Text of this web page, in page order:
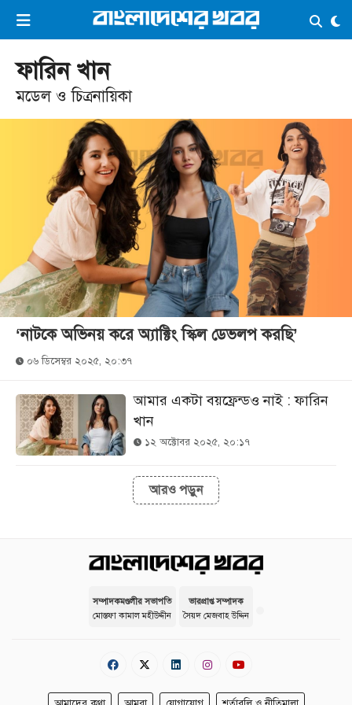
ভিডিও ই-পেপার লগইন ×
প্রচ্ছদ
সর্বশেষ
সব বিভাগ
আর্কাইভ
কনভার্টার
ফারিন খান
মডেল ও চিত্রনায়িকা
‘নাটকে অভিনয় করে অ্যাক্টিং স্কিল ডেভলপ করছি’
০৬ ডিসেম্বর ২০২৫, ২০:৩৭
আমার একটা বয়ফ্রেন্ডও নাই : ফারিন
খান
১২ অক্টোবর ২০২৫, ২০:১৭
আরও পড়ুন
সম্পাদকমণ্ডলীর সভাপতি
মোস্তফা কামাল মহীউদ্দীন
ভারপ্রাপ্ত সম্পাদক
সৈয়দ মেজবাহ উদ্দিন